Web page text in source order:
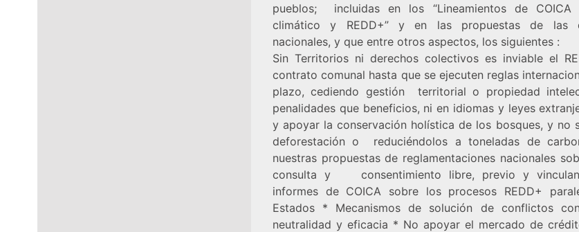
pueblos; incluidas en los “Lineamientos de COICA
climático y REDD+” y en las propuestas de las
nacionales, y que entre otros aspectos, los siguientes :
Sin Territorios ni derechos colectivos es inviable el
contrato comunal hasta que se ejecuten reglas
plazo, cediendo gestión territorial o propiedad
penalidades que beneficios, ni en idiomas y leyes
y apoyar la conservación holística de los bosques, y no
deforestación o reduciéndolos a toneladas de
nuestras propuestas de reglamentaciones nacionales
consulta y consentimiento libre, previo y
informes de COICA sobre los procesos REDD+
Estados * Mecanismos de solución de conflictos
neutralidad y eficacia * No apoyar el mercado de